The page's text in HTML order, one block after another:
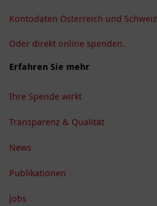
Kontodaten Österreich und Schweiz
Oder direkt online spenden.
Erfahren Sie mehr
Ihre Spende wirkt
Transparenz & Qualität
News
Publikationen
Jobs